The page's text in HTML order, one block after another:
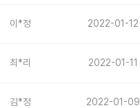
이*정 2022-01-12
최*리 2022-01-11
김*정 2022-01-09